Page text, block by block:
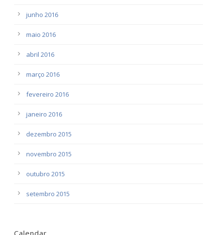
junho 2016
maio 2016
abril 2016
março 2016
fevereiro 2016
janeiro 2016
dezembro 2015
novembro 2015
outubro 2015
setembro 2015